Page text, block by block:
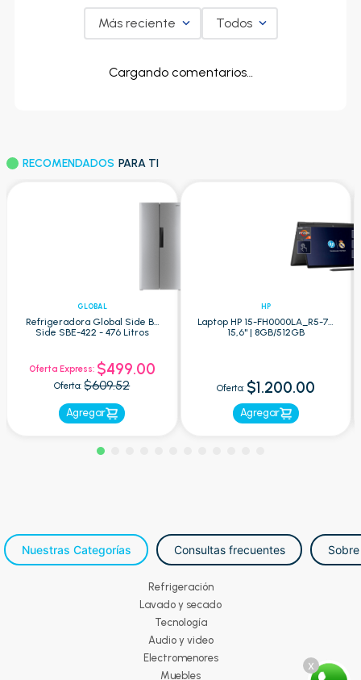
x
Más reciente Todos
Cargando comentarios…
RECOMENDADOS PARA TI
GLOBAL
Refrigeradora Global Side By
Side SBE-422 - 476 Litros
Oferta Express: $499.00
Oferta: $609.52
Agregar
HP
Laptop HP 15-FH0000LA_R5-7 -
15,6" | 8GB/512GB
Oferta: $1.200.00
Agregar
Nuestras Categorías Consultas frecuentes
Refrigeración
Lavado y secado
Tecnología
Audio y video
Electromenores
Muebles